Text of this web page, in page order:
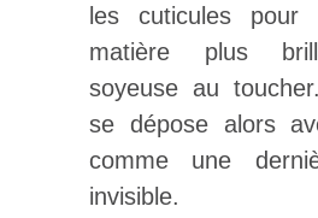
les cuticules pour
matière plus
soyeuse au
se dépose alors
comme une
invisible.